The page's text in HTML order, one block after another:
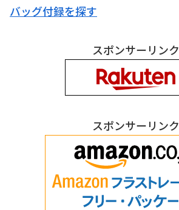
バッグ付録を探す
スポンサーリンク
スポンサーリンク